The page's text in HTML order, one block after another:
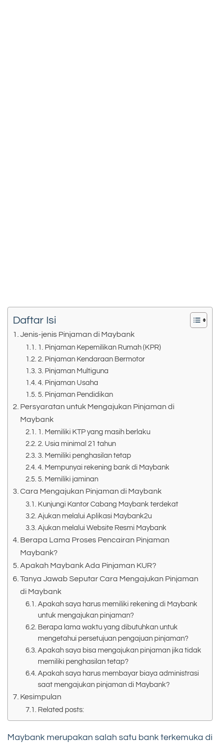
Daftar Isi
Jenis-jenis Pinjaman di Maybank
1. Pinjaman Kepemilikan Rumah (KPR)
2. Pinjaman Kendaraan Bermotor
3. Pinjaman Multiguna
4. Pinjaman Usaha
5. Pinjaman Pendidikan
Persyaratan untuk Mengajukan Pinjaman di
Maybank
1. Memiliki KTP yang masih berlaku
2. Usia minimal 21 tahun
3. Memiliki penghasilan tetap
4. Mempunyai rekening bank di Maybank
5. Memiliki jaminan
Cara Mengajukan Pinjaman di Maybank
Kunjungi Kantor Cabang Maybank terdekat
Ajukan melalui Aplikasi Maybank2u
Ajukan melalui Website Resmi Maybank
Berapa Lama Proses Pencairan Pinjaman
Maybank?
Apakah Maybank Ada Pinjaman KUR?
Tanya Jawab Seputar Cara Mengajukan Pinjaman
di Maybank
Apakah saya harus memiliki rekening di Maybank
untuk mengajukan pinjaman?
Berapa lama waktu yang dibutuhkan untuk
mengetahui persetujuan pengajuan pinjaman?
Apakah saya bisa mengajukan pinjaman jika tidak
memiliki penghasilan tetap?
Apakah saya harus membayar biaya administrasi
saat mengajukan pinjaman di Maybank?
Kesimpulan
Related posts:
Maybank merupakan salah satu bank terkemuka di